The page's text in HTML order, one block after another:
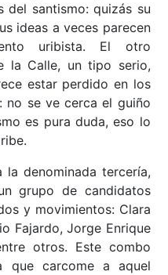
del santismo: quizás su
ideas a veces parecen
uribista. El otro
la Calle, un tipo serio,
estar perdido en los
no se ve cerca el guiño
es pura duda, eso lo
denominada tercería,
grupo de candidatos
y movimientos: Clara
Fajardo, Jorge Enrique
otros. Este combo
que carcome a aquel